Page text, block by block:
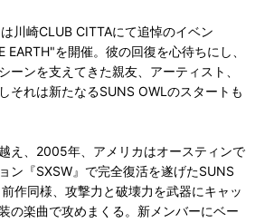
CLUB CITTAにて追悼のイベン
EARTH"を開催。彼の回復を心待ちにし、
ーンを支えてきた親友、アーティスト、
それは新たなるSUNS OWLのスタートも
2005年、アメリカはオースティンで
ン『SXSW』で完全復活を遂げたSUNS
作同様、攻撃力と破壊力を武器にキャッ
の楽曲で攻めまくる。新メンバーにベー